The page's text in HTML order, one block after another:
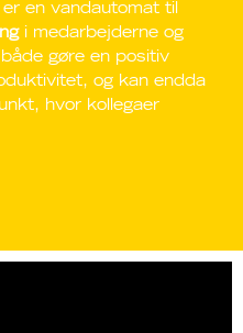
er en vandautomat til
i medarbejderne og
gøre en positiv
og kan endda
hvor kollegaer